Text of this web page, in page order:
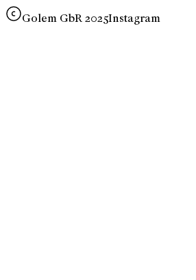
Golem GbR 2025Instagram